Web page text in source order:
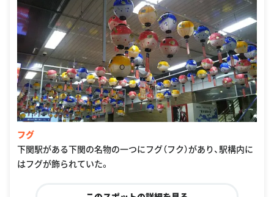
フグ
下関駅がある下関の名物の一つにフグ（フク）があり、駅構内に
はフグが飾られていた。